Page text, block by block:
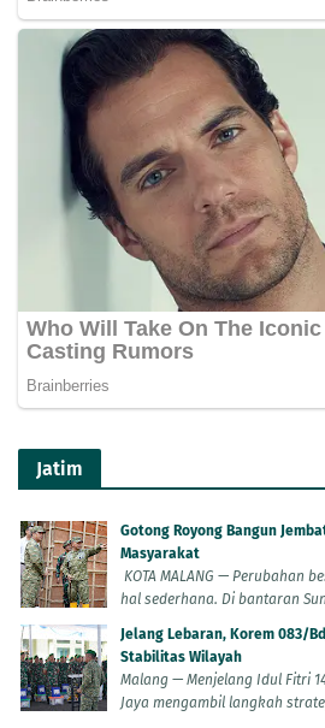
Jatim
Gotong Royong Bangun
Masyarakat
KOTA MALANG — Perubahan
hal sederhana. Di bantaran
Jelang Lebaran, Korem 083/
Stabilitas Wilayah
Malang — Menjelang Idul Fitri
Jaya mengambil langkah